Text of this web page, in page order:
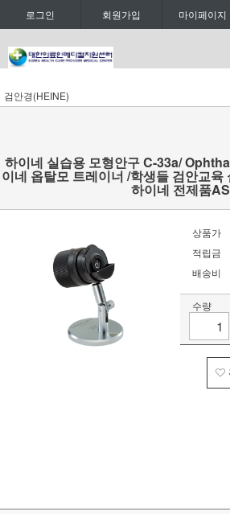
로그인 회원가입 마이페이지
검안경(HEINE)
하이네 실습용 모형안구 C-33a/
이네 옵탈모 트레이너 /학생들 검안교육
하이네 전제품AS
상품가
적립금
배송비
수량